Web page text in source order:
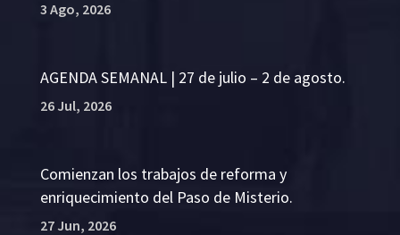
3 Ago, 2026
AGENDA SEMANAL | 27 de julio – 2 de agosto.
26 Jul, 2026
Comienzan los trabajos de reforma y
enriquecimiento del Paso de Misterio.
27 Jun, 2026